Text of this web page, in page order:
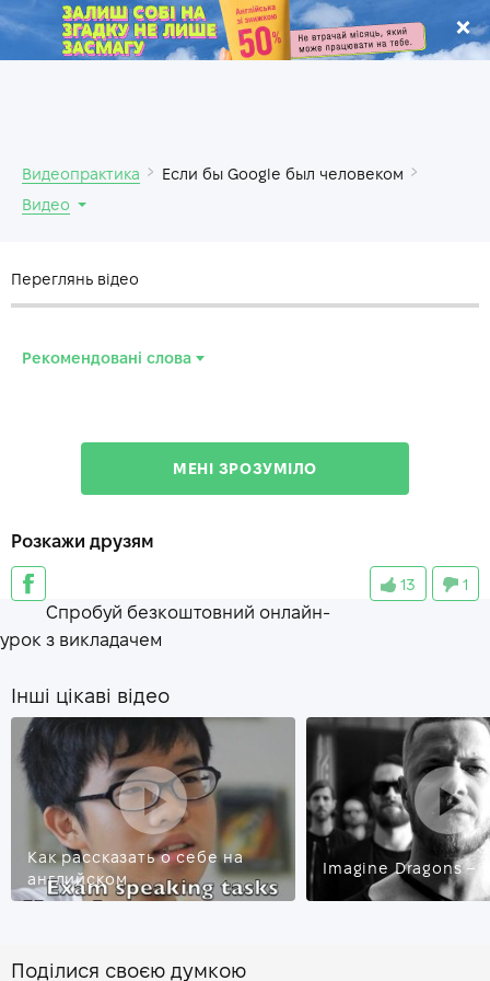
.
Видеопрактика
Если бы Google был человеком
Видео
Переглянь відео
Рекомендовані слова
based— основанный
nude —
lbs — фунты
МЕНІ ЗРОЗУМІЛО
Розкажи друзям
13 1
Спробуй безкоштовний онлайн-
урок з викладачем
Інші цікаві відео
Как рассказать о себе на
английском
Imagine Dragons –
Поділися своєю думкою